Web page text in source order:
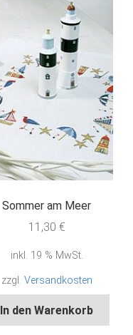
Sommer am Meer
11,30 €
inkl. 19 % MwSt.
zzgl. Versandkosten
In den Warenkorb